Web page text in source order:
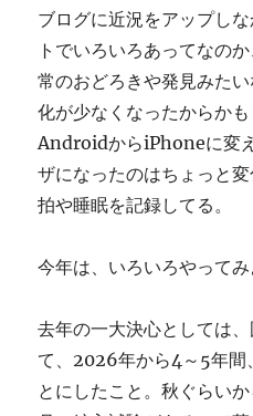
ブログに近況をアップし
トでいろいろあってなの
常のおどろきや発見みた
化が少なくなったからか
AndroidからiPhoneに変
ザになったのはちょっと
拍や睡眠を記録してる。
今年は、いろいろやってみ
去年の一大決心としては
て、2026年から4～5年間
とにしたこと。秋ぐらい